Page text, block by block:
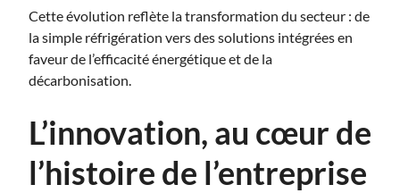
Cette évolution reflète la transformation du secteur : de
la simple réfrigération vers des solutions intégrées en
faveur de l’efficacité énergétique et de la
décarbonisation.
L’innovation, au cœur de
l’histoire de l’entreprise